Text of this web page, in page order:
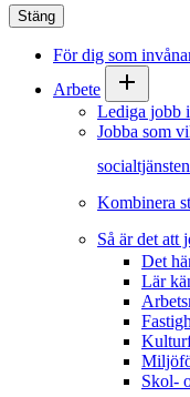
Stäng
För dig som
Arbete
Lediga jobb
Jobba som
socialtjänsten
Kombinera
Så är det att
Det
Lär
Skol-